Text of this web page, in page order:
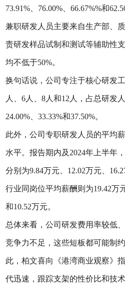
73.91%、76.00%、66.67%%和
兼职研发人员主要来自生产部、
责研发样品试制和测试等辅助性
均不低于50%。
换句话说，公司专注于核心研发
人、6人、8人和12人，占总研发
24.00%、33.33%和37.50%。
此外，公司专职研发人员的平均
水平。报告期内及2024年上半年
分别为9.84万元、12.02万元、
行业同岗位平均薪酬则为19.42万
和10.52万元。
总体来看，公司研发费用率较低
竞争力不足，这些短板都可能制
此，柏文喜向《港湾商业观察》
代迅速，跟踪支架的性价比和技